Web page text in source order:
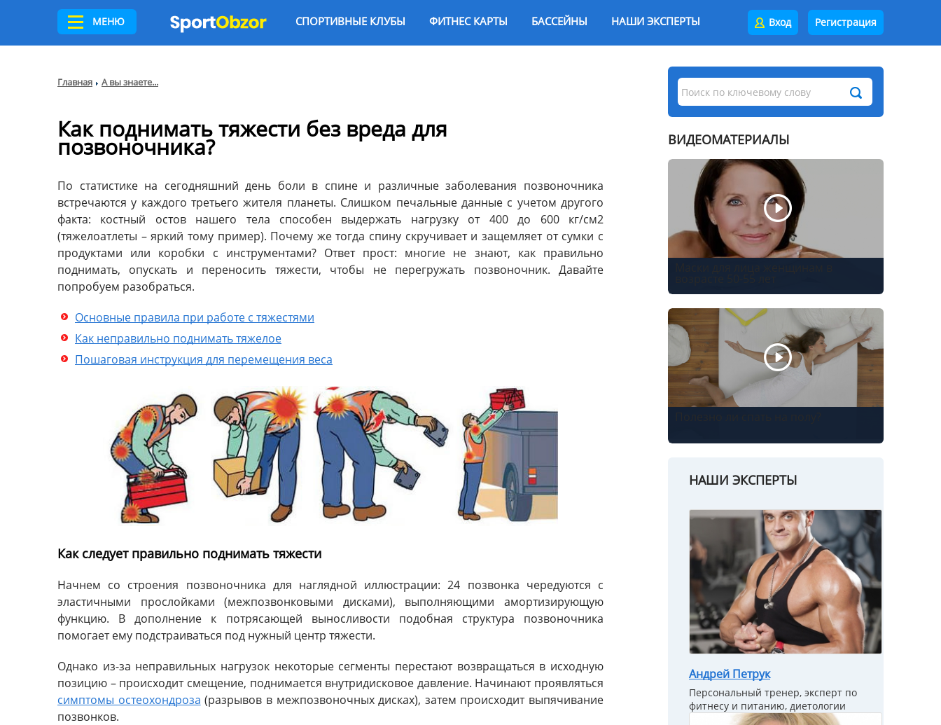
МЕНЮ СПОРТИВНЫЕ КЛУБЫ ФИТНЕС КАРТЫ БАССЕЙНЫ НАШИ ЭКСПЕРТЫ Вход Регистрация
Главная А вы знаете...
Как поднимать тяжести без вреда для
позвоночника?
По статистике на сегодняшний день боли в спине и различные заболевания позвоночника
встречаются у каждого третьего жителя планеты. Слишком печальные данные с учетом другого
факта: костный остов нашего тела способен выдержать нагрузку от 400 до 600 кг/см2
(тяжелоатлеты – яркий тому пример). Почему же тогда спину скручивает и защемляет от сумки с
продуктами или коробки с инструментами? Ответ прост: многие не знают, как правильно
поднимать, опускать и переносить тяжести, чтобы не перегружать позвоночник. Давайте
попробуем разобраться.
Основные правила при работе с тяжестями
Как неправильно поднимать тяжелое
Пошаговая инструкция для перемещения веса
Как следует правильно поднимать тяжести
Начнем со строения позвоночника для наглядной иллюстрации: 24 позвонка чередуются с
эластичными прослойками (межпозвонковыми дисками), выполняющими амортизирующую
функцию. В дополнение к потрясающей выносливости подобная структура позвоночника
помогает ему подстраиваться под нужный центр тяжести.
Однако из-за неправильных нагрузок некоторые сегменты перестают возвращаться в исходную
позицию – происходит смещение, поднимается внутридисковое давление. Начинают проявляться
симптомы остеохондроза (разрывов в межпозвоночных дисках), затем происходит выпячивание
позвонков.
ВИДЕОМАТЕРИАЛЫ
НАШИ ЭКСПЕРТЫ
Андрей Петрук
Персональный тренер, эксперт по
фитнесу и питанию, диетологии